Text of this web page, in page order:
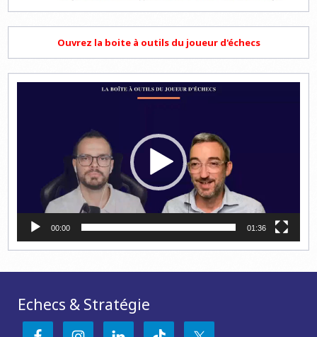
Ouvrez la boite à outils du joueur d'échecs
00:00 01:36
Echecs & Stratégie